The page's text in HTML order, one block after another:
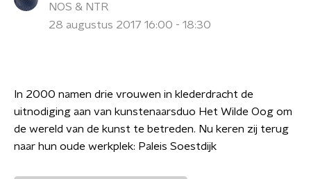
NOS & NTR
28 augustus 2017 16:00 - 18:30
In 2000 namen drie vrouwen in klederdracht de
uitnodiging aan van kunstenaarsduo Het Wilde Oog om
de wereld van de kunst te betreden. Nu keren zij terug
naar hun oude werkplek: Paleis Soestdijk